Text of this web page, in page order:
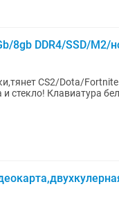
8gb DDR4/SSD/M2/
CS2/Dota/
стекло! Клавиатура